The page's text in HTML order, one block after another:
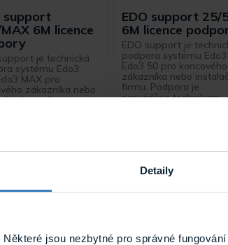
Detaily
jsou nezbytné pro správné
support
6M licence
je technická
systému Edo3
MAX pro
zákazníka nebo
firmu. Podpora je
EDO support 25/
6M licence
EDO support je
podpora systému Edo3
Edo3 50 pro koncového
zákazníka nebo
firmu. Podpora je
prováděna technikem